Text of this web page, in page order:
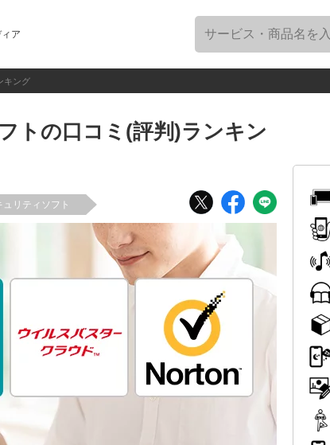
ア
キング
トの口コミ(評判)ランキン
ュリティソフト